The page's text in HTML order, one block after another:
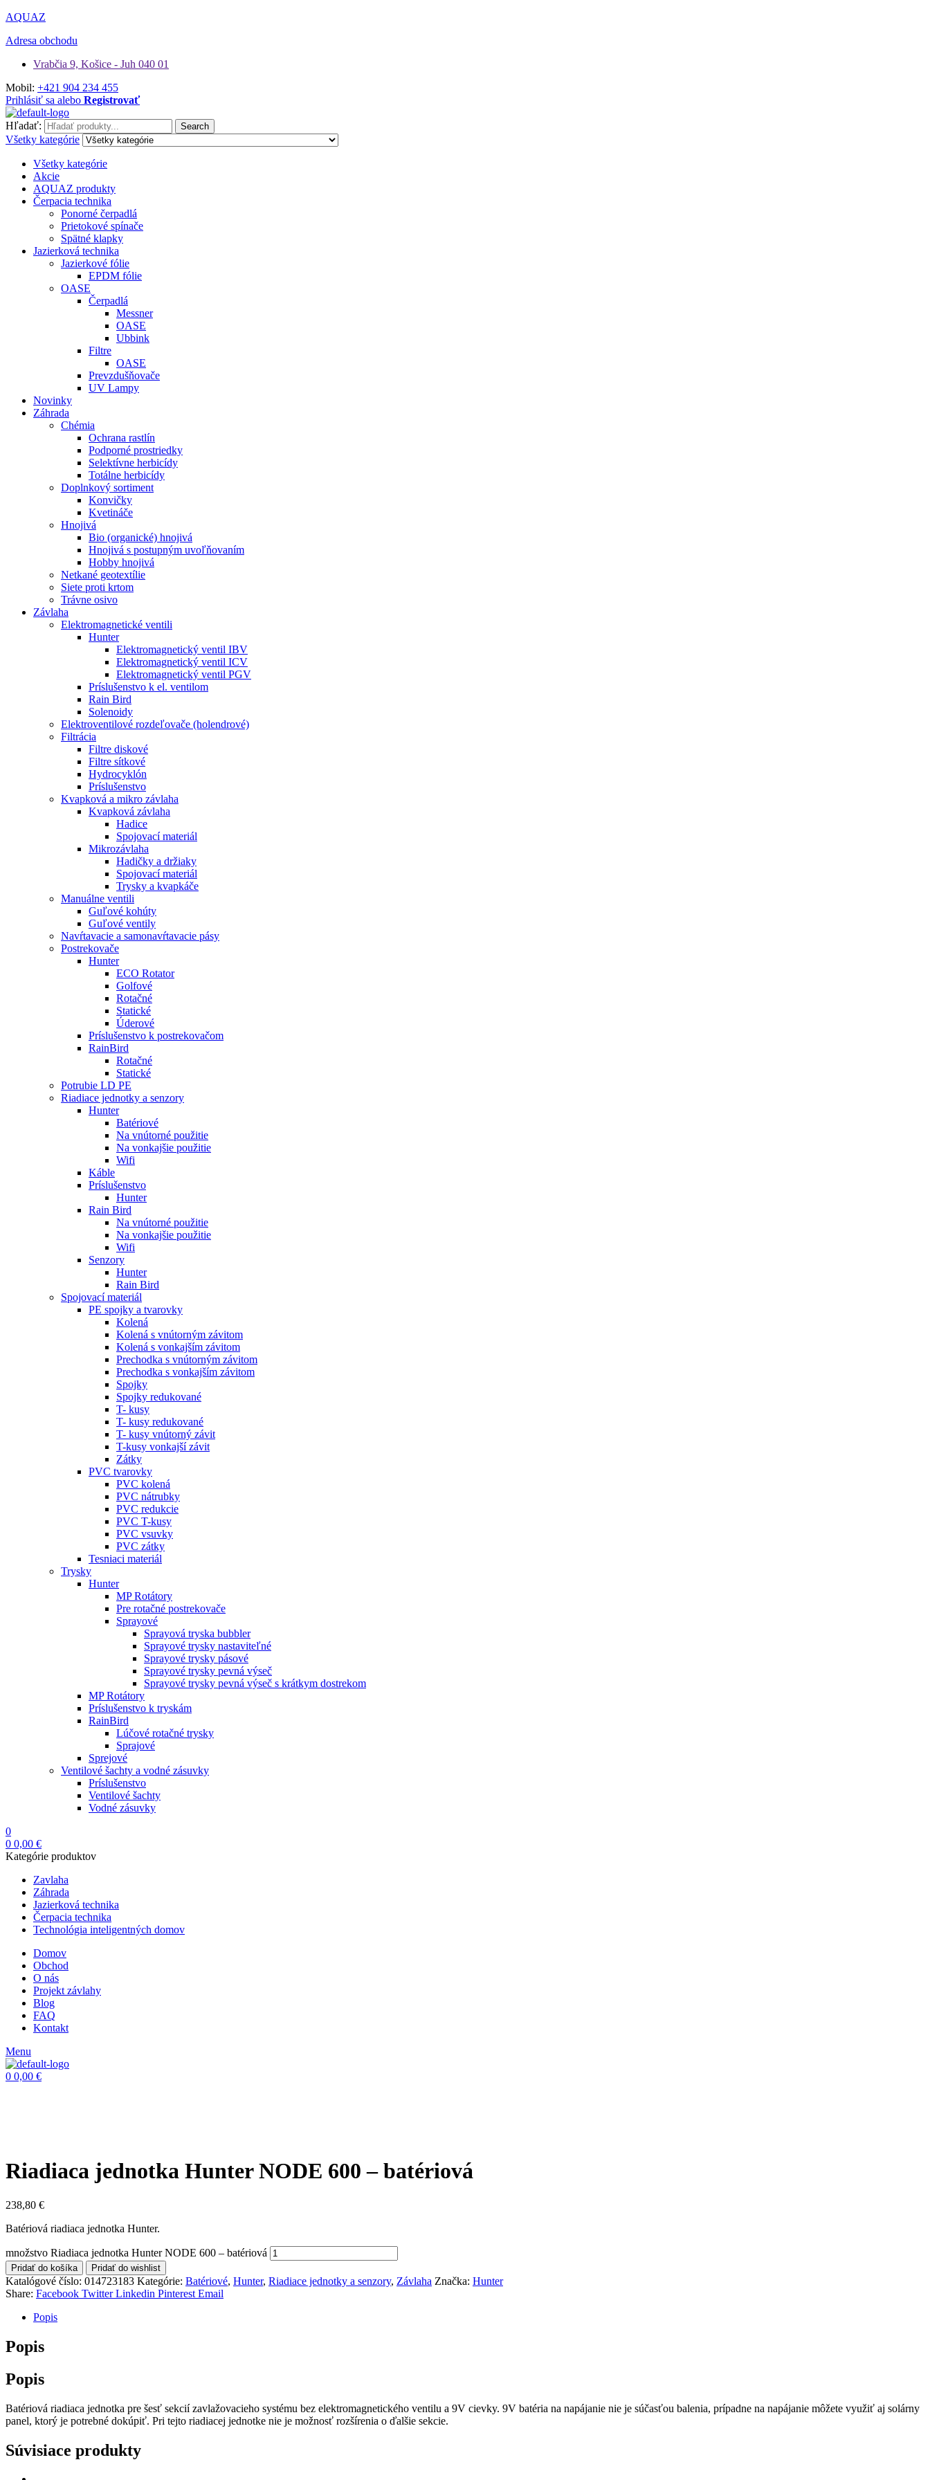
AQUAZ
Adresa obchodu
Vrabčia 9, Košice - Juh 040 01
Mobil: +421 904 234 455
Prihlásiť sa alebo Registrovať
Hľadať: Search
Všetky kategórie
Všetky kategórie
Akcie
AQUAZ produkty
Čerpacia technika
Ponorné čerpadlá
Prietokové spínače
Spätné klapky
Jazierková technika
Jazierkové fólie
EPDM fólie
OASE
Čerpadlá
Messner
OASE
Ubbink
Filtre
OASE
Prevzdušňovače
UV Lampy
Novinky
Záhrada
Chémia
Ochrana rastlín
Podporné prostriedky
Selektívne herbicídy
Totálne herbicídy
Doplnkový sortiment
Konvičky
Kvetináče
Hnojivá
Bio (organické) hnojivá
Hnojivá s postupným uvoľňovaním
Hobby hnojivá
Netkané geotextílie
Siete proti krtom
Trávne osivo
Závlaha
Elektromagnetické ventili
Hunter
Elektromagnetický ventil IBV
Elektromagnetický ventil ICV
Elektromagnetický ventil PGV
Príslušenstvo k el. ventilom
Rain Bird
Solenoidy
Elektroventilové rozdeľovače (holendrové)
Filtrácia
Filtre diskové
Filtre sítkové
Hydrocyklón
Príslušenstvo
Kvapková a mikro závlaha​
Kvapková závlaha
Hadice
Spojovací materiál
Mikrozávlaha
Hadičky a držiaky
Spojovací materiál
Trysky a kvapkáče
Manuálne ventili
Guľové kohúty
Guľové ventily
Navŕtavacie a samonavŕtavacie pásy
Postrekovače
Hunter
ECO Rotator
Golfové
Rotačné
Statické
Úderové
Príslušenstvo k postrekovačom
RainBird
Rotačné
Statické
Potrubie LD PE
Riadiace jednotky a senzory
Hunter
Batériové
Na vnútorné použitie
Na vonkajšie použitie
Wifi
Káble
Príslušenstvo
Hunter
Rain Bird
Na vnútorné použitie
Na vonkajšie použitie
Wifi
Senzory
Hunter
Rain Bird
Spojovací materiál
PE spojky a tvarovky
Kolená
Kolená s vnútorným závitom
Kolená s vonkajším závitom
Prechodka s vnútorným závitom
Prechodka s vonkajším závitom
Spojky
Spojky redukované
T- kusy
T- kusy redukované
T- kusy vnútorný závit
T-kusy vonkajší závit
Zátky
PVC tvarovky
PVC kolená
PVC nátrubky
PVC redukcie
PVC T-kusy
PVC vsuvky
PVC zátky
Tesniaci materiál
Trysky
Hunter
MP Rotátory
Pre rotačné postrekovače
Sprayové
Sprayová tryska bubbler
Sprayové trysky nastaviteľné
Sprayové trysky pásové
Sprayové trysky pevná výseč
Sprayové trysky pevná výseč s krátkym dostrekom
MP Rotátory
Príslušenstvo k tryskám
RainBird
Lúčové rotačné trysky
Sprajové
Sprejové
Ventilové šachty a vodné zásuvky
Príslušenstvo
Ventilové šachty
Vodné zásuvky
0
0 0,00 €
Kategórie produktov
Zavlaha
Záhrada
Jazierková technika
Čerpacia technika
Technológia inteligentných domov
Domov
Obchod
O nás
Projekt závlahy
Blog
FAQ
Kontakt
Menu
0 0,00 €
Riadiaca jednotka Hunter NODE 600 – batériová
238,80 €
Batériová riadiaca jednotka Hunter.
množstvo Riadiaca jednotka Hunter NODE 600 – batériová
Pridať do košíka Pridať do wishlist
Katalógové číslo: 014723183 Kategórie: Batériové, Hunter, Riadiace jednotky a senzory, Závlaha Značka: Hunter
Share: Facebook Twitter Linkedin Pinterest Email
Popis
Popis
Popis
Batériová riadiaca jednotka pre šesť sekcií zavlažovacieho systému bez elektromagnetického ventilu a 9V cievky. 9V batéria na napájanie nie je súčasťou balenia, prípadne na napájanie môžete využiť aj solárny
panel, ktorý je potrebné dokúpiť. Pri tejto riadiacej jednotke nie je možnosť rozšírenia o ďalšie sekcie.
Súvisiace produkty